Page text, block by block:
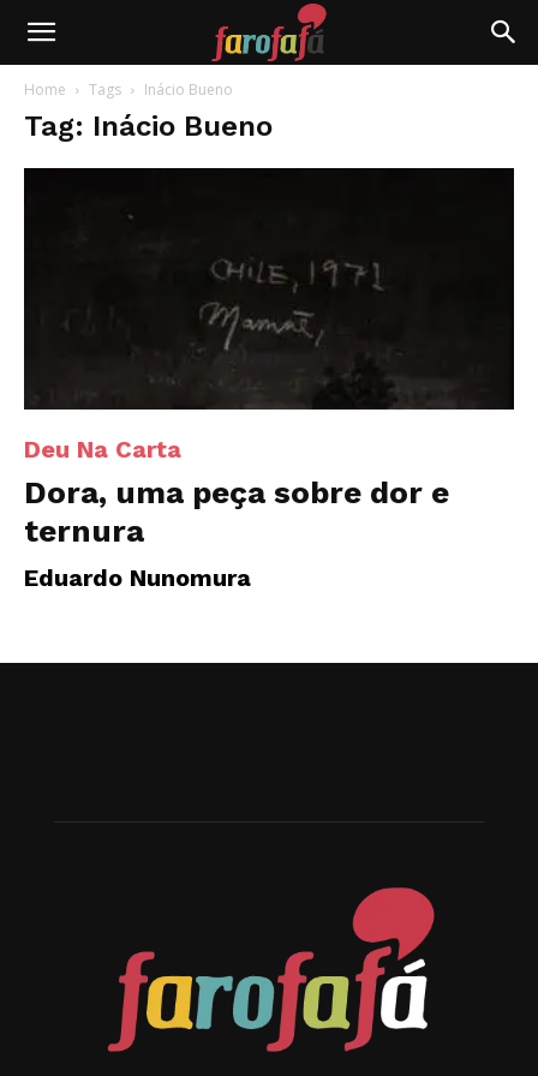
Farofafá
Home Tags Inácio Bueno
Tag: Inácio Bueno
Deu Na Carta
Dora, uma peça sobre dor e
ternura
Eduardo Nunomura